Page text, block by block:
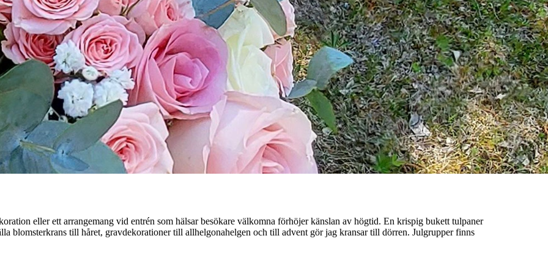
eller ett arrangemang vid entrén som hälsar besökare välkomna förhöjer känslan av högtid. En krispig bukett tulpaner
blomsterkrans till håret, gravdekorationer till allhelgonahelgen och till advent gör jag kransar till dörren. Julgrupper finns